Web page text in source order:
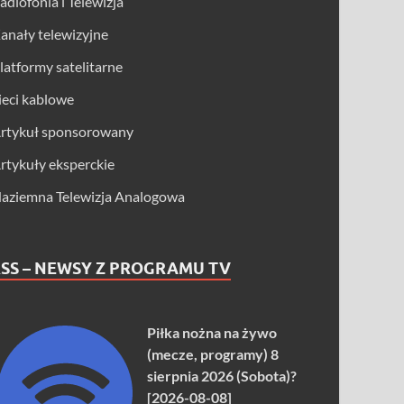
telewizyjne
satelitarne
kablowe
sponsorowany
eksperckie
Telewizja Analogowa
– NEWSY Z PROGRAMU TV
Piłka nożna na żywo
(mecze, programy) 8
sierpnia 2026 (Sobota)?
[2026-08-08]